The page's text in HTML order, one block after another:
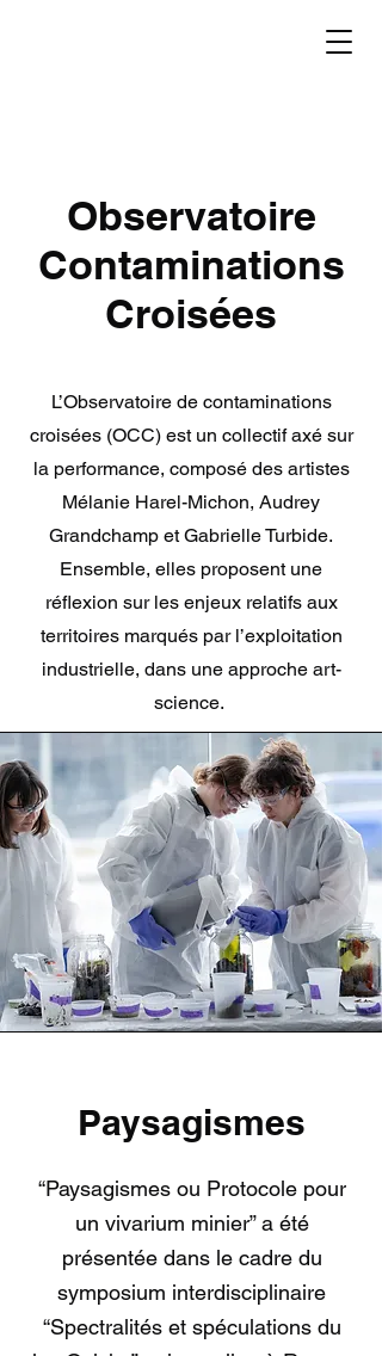
Observatoire
Contaminations
Croisées
L’Observatoire de contaminations
croisées (OCC) est un collectif axé sur
la performance, composé des artistes
Mélanie Harel-Michon, Audrey
Grandchamp et Gabrielle Turbide.
Ensemble, elles proposent une
réflexion sur les enjeux relatifs aux
territoires marqués par l’exploitation
industrielle, dans une approche art-
science.
Paysagismes
“Paysagismes ou Protocole pour
un vivarium minier” a été
présentée dans le cadre du
symposium interdisciplinaire
“Spectralités et spéculations du